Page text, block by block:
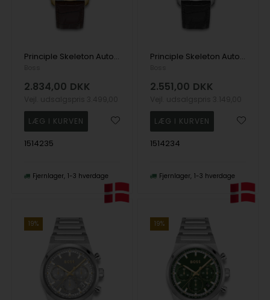
Principle Skeleton Automatik Herre m/rem
2.834,00 DKK
1514235
Fjernlager 1-3 hverdage
Principle Skeleton Automatik Herre m/rem
2.551,00 DKK
1514234
Fjernlager 1-3 hverdage
19% 19%